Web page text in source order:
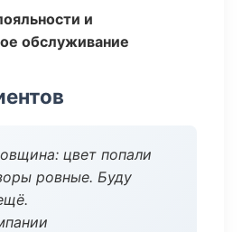
и
обслуживание
цвет попали
ровные. Буду